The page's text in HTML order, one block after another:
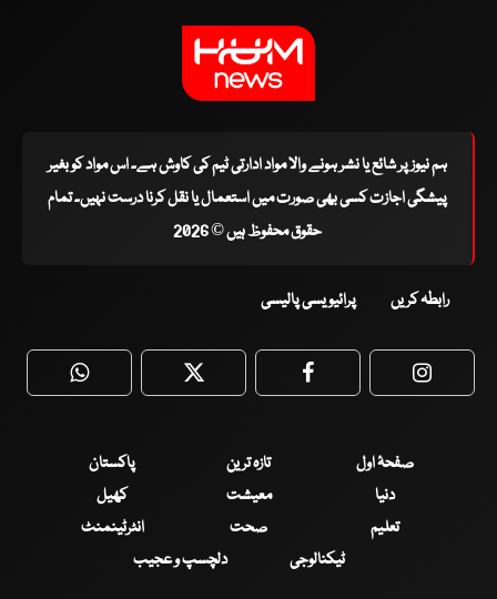
ہم نیوز پر شائع یا نشر ہونے والا مواد ادارتی ٹیم کی کاوش ہے۔ اس مواد کو بغیر
پیشگی اجازت کسی بھی صورت میں استعمال یا نقل کرنا درست نہیں۔ تمام
حقوق محفوظ ہیں © 2026
رابطہ کریں پرائیویسی پالیسی
WhatsApp Twitter Facebook
صفحۂ اول تازہ ترین
پاکستان
دنیا
معیشت
کھیل
تعلیم
صحت
انٹرٹینمنٹ
ٹیکنالوجی
دلچسپ و عجیب